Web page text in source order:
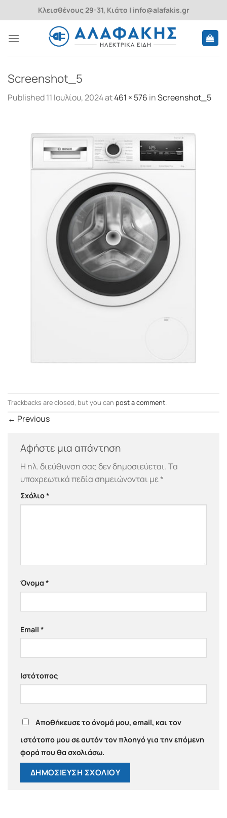
to
Κλεισθένους 29-31, Κιάτο | info@alafakis.gr
Screenshot_5
Published11 Ιουλίου, 2024at461 × 576 inScreenshot_5
Trackbacks are closed, but you can post a comment.
← Previous
Αφήστε μια απάντηση
Η ηλ. διεύθυνση σας δεν δημοσιεύεται.Τα
υποχρεωτικά πεδία σημειώνονται με*
Σχόλιο*
Όνομα *
Email *
Ιστότοπος
Αποθήκευσε το όνομά μου, email, και τον
ιστότοπο μου σε αυτόν τον πλοηγό για την επόμενη
φορά που θα σχολιάσω.